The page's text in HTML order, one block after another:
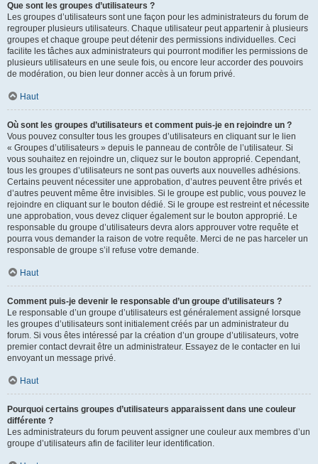
Que sont les groupes d’utilisateurs ?
Les groupes d’utilisateurs sont une façon pour les administrateurs du forum de
regrouper plusieurs utilisateurs. Chaque utilisateur peut appartenir à plusieurs
groupes et chaque groupe peut détenir des permissions individuelles. Ceci
facilite les tâches aux administrateurs qui pourront modifier les permissions de
plusieurs utilisateurs en une seule fois, ou encore leur accorder des pouvoirs
de modération, ou bien leur donner accès à un forum privé.
Haut
Où sont les groupes d’utilisateurs et comment puis-je en rejoindre un ?
Vous pouvez consulter tous les groupes d’utilisateurs en cliquant sur le lien
« Groupes d’utilisateurs » depuis le panneau de contrôle de l’utilisateur. Si
vous souhaitez en rejoindre un, cliquez sur le bouton approprié. Cependant,
tous les groupes d’utilisateurs ne sont pas ouverts aux nouvelles adhésions.
Certains peuvent nécessiter une approbation, d’autres peuvent être privés et
d’autres peuvent même être invisibles. Si le groupe est public, vous pouvez le
rejoindre en cliquant sur le bouton dédié. Si le groupe est restreint et nécessite
une approbation, vous devez cliquer également sur le bouton approprié. Le
responsable du groupe d’utilisateurs devra alors approuver votre requête et
pourra vous demander la raison de votre requête. Merci de ne pas harceler un
responsable de groupe s’il refuse votre demande.
Haut
Comment puis-je devenir le responsable d’un groupe d’utilisateurs ?
Le responsable d’un groupe d’utilisateurs est généralement assigné lorsque
les groupes d’utilisateurs sont initialement créés par un administrateur du
forum. Si vous êtes intéressé par la création d’un groupe d’utilisateurs, votre
premier contact devrait être un administrateur. Essayez de le contacter en lui
envoyant un message privé.
Haut
Pourquoi certains groupes d’utilisateurs apparaissent dans une couleur
différente ?
Les administrateurs du forum peuvent assigner une couleur aux membres d’un
groupe d’utilisateurs afin de faciliter leur identification.